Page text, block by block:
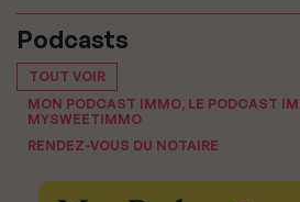
Podcasts
TOUT VOIR
MON PODCAST IMMO, LE PODCAST
MYSWEETIMMO
RENDEZ-VOUS DU NOTAIRE